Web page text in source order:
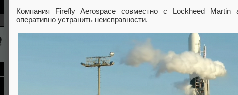
Компания Firefly Aerospace совместно с Lockheed Martin
оперативно устранить неисправности.